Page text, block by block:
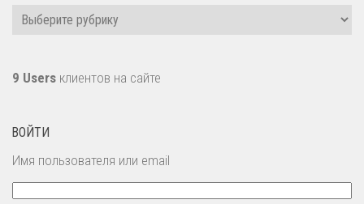
Рубрики
9 Users клиентов на сайте
ВОЙТИ
Имя пользователя или email